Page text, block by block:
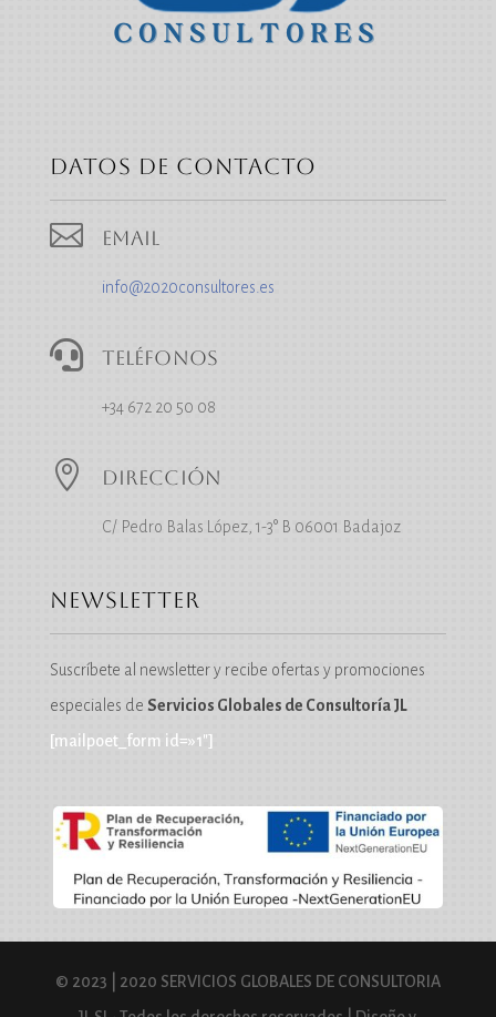
Datos de contacto
 Email
info@2020consultores.es
 Teléfonos
+34 672 20 50 08
 Dirección
C/ Pedro Balas López, 1-3° B 06001 Badajoz
Newsletter
Suscríbete al newsletter y recibe ofertas y promociones
especiales de Servicios Globales de Consultoría JL
[mailpoet_form id=»1″]
© 2023 | 2020 SERVICIOS GLOBALES DE CONSULTORIA